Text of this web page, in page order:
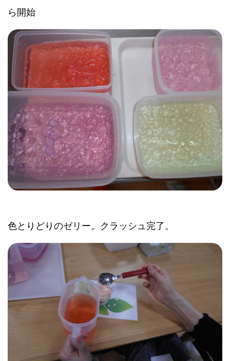
ら開始
色とりどりのゼリー。クラッシュ完了。